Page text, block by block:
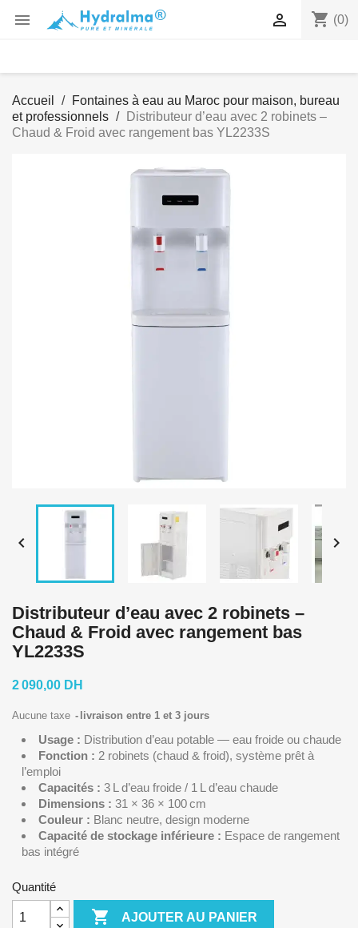
 shopping_cart (0)

Accueil
Fontaines à eau au Maroc pour maison, bureau
et professionnels
Distributeur d’eau avec 2 robinets –
Chaud & Froid avec rangement bas YL2233S
 
Distributeur d’eau avec 2 robinets –
Chaud & Froid avec rangement bas
YL2233S
2 090,00 DH
Aucune taxe livraison entre 1 et 3 jours
Usage : Distribution d’eau potable — eau froide ou chaude
Fonction : 2 robinets (chaud & froid), système prêt à
l’emploi
Capacités : 3 L d’eau froide / 1 L d’eau chaude
Dimensions : 31 × 36 × 100 cm
Couleur : Blanc neutre, design moderne
Capacité de stockage inférieure : Espace de rangement
bas intégré
Quantité
 AJOUTER AU PANIER